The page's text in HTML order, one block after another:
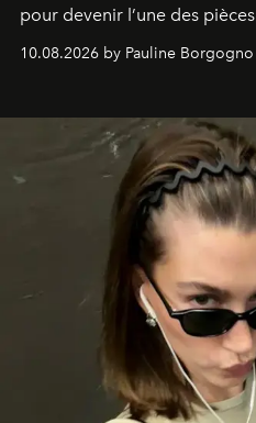
pour devenir l’une des
10.08.2026 by Pauline Borgogno